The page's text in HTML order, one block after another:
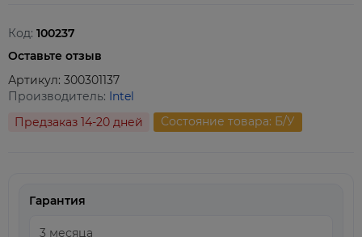
Код: 100237
Оставьте отзыв
Артикул: 300301137
Производитель: Intel
Предзаказ 14-20 дней
Состояние товара: Б/У
Гарантия